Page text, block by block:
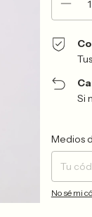
Si
Entregas
Medios
No sé mi